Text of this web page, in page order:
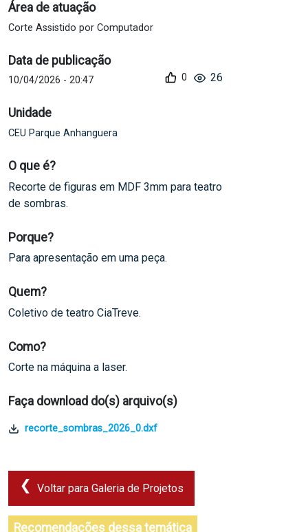
Área de atuação
Corte Assistido por Computador
Data de publicação
10/04/2026 - 20:47
Unidade
CEU Parque Anhanguera
0 26
O que é?
Recorte de figuras em MDF 3mm para teatro
de sombras.
Porque?
Para apresentação em uma peça.
Quem?
Coletivo de teatro CiaTreve.
Como?
Corte na máquina a laser.
Faça download do(s) arquivo(s)
recorte_sombras_2026_0.dxf
Voltar para Galeria de Projetos
Recomendações dessa temática